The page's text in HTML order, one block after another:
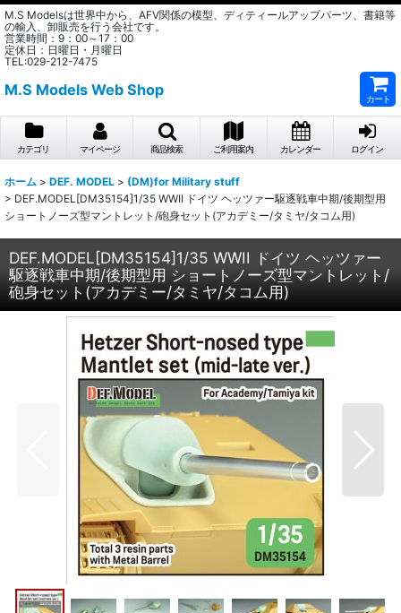
M.S Modelsは世界中から、AFV関係の模型、ディティールアップパーツ、書籍等
の輸入、卸販売を行う会社です。
営業時間：9：00～17：00
定休日：日曜日・月曜日
TEL:029-212-7475
M.S Models Web Shop
カート
カテゴリ マイページ 商品検索 ご利用案内 カレンダー ログイン
ホーム > DEF. MODEL > (DM)for Military stuff
> DEF.MODEL[DM35154]1/35 WWII ドイツ ヘッツァー駆逐戦車中期/後期型用
ショートノーズ型マントレット/砲身セット(アカデミー/タミヤ/タコム用)
DEF.MODEL[DM35154]1/35 WWII ドイツ ヘッツァー
駆逐戦車中期/後期型用 ショートノーズ型マントレット/
砲身セット(アカデミー/タミヤ/タコム用)